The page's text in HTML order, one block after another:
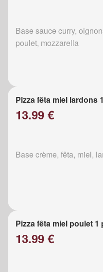
Base sauce curry,
poulet, mozzarella
Pizza fêta miel lardons
13.99 €
Base crème, fêta, miel,
Pizza fêta miel poulet 1
13.99 €